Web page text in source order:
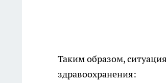
Таким образом,
здравоохранения: